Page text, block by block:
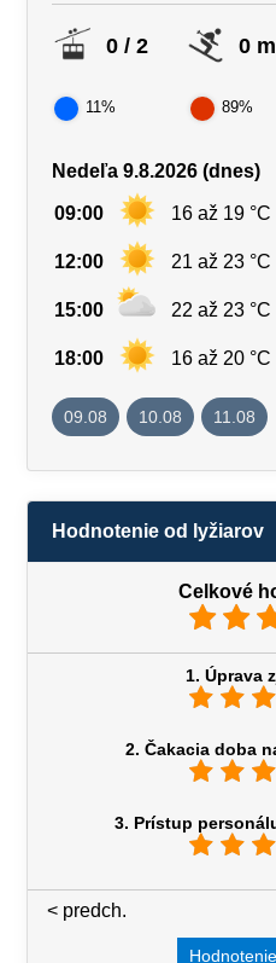
0 / 2 0
11% 89%
Nedeľa 9.8.2026 (dnes)
09:00 16 až 19 °C
12:00 21 až 23 °C
15:00 22 až 23 °C
18:00 16 až 20 °C
09.08 10.08 11.08
Hodnotenie od lyžiarov
Celkové
1. Úprava
2. Čakacia doba
3. Prístup
< predch.